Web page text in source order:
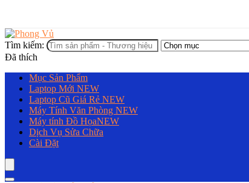
Tìm kiếm:
Đã thích
Mục Sản Phẩm
Laptop Mới NEW
Laptop Cũ Giá Rẻ NEW
Máy Tính Văn Phòng NEW
Máy tính Đồ HọaNEW
Dịch Vụ Sửa Chữa
Cài Đặt